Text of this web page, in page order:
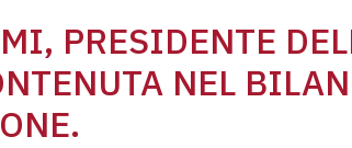
PRESIDENTE
NEL